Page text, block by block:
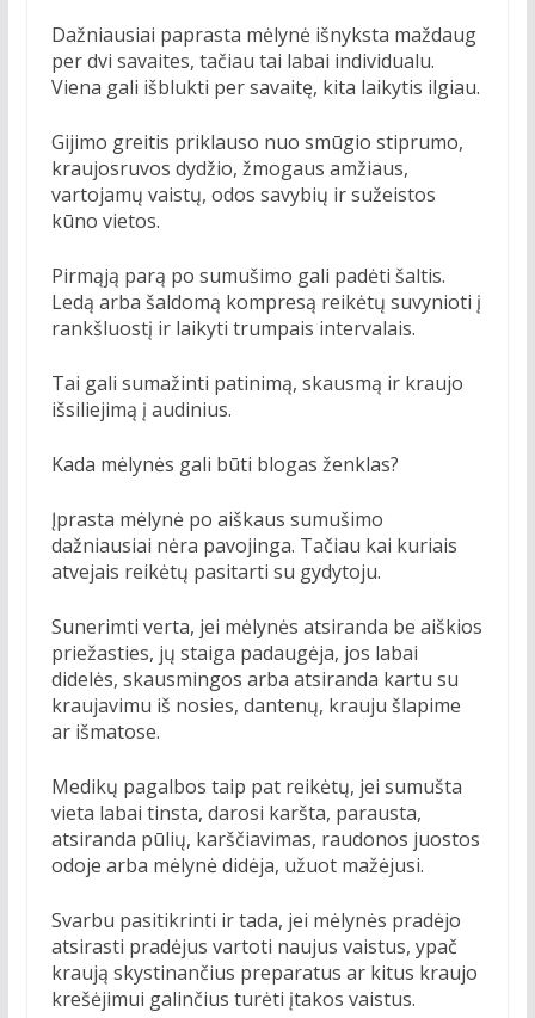
Dažniausiai paprasta mėlynė išnyksta maždaug
per dvi savaites, tačiau tai labai individualu.
Viena gali išblukti per savaitę, kita laikytis ilgiau.
Gijimo greitis priklauso nuo smūgio stiprumo,
kraujosruvos dydžio, žmogaus amžiaus,
vartojamų vaistų, odos savybių ir sužeistos
kūno vietos.
Pirmąją parą po sumušimo gali padėti šaltis.
Ledą arba šaldomą kompresą reikėtų suvynioti į
rankšluostį ir laikyti trumpais intervalais.
Tai gali sumažinti patinimą, skausmą ir kraujo
išsiliejimą į audinius.
Kada mėlynės gali būti blogas ženklas?
Įprasta mėlynė po aiškaus sumušimo
dažniausiai nėra pavojinga. Tačiau kai kuriais
atvejais reikėtų pasitarti su gydytoju.
Sunerimti verta, jei mėlynės atsiranda be aiškios
priežasties, jų staiga padaugėja, jos labai
didelės, skausmingos arba atsiranda kartu su
kraujavimu iš nosies, dantenų, krauju šlapime
ar išmatose.
Medikų pagalbos taip pat reikėtų, jei sumušta
vieta labai tinsta, darosi karšta, parausta,
atsiranda pūlių, karščiavimas, raudonos juostos
odoje arba mėlynė didėja, užuot mažėjusi.
Svarbu pasitikrinti ir tada, jei mėlynės pradėjo
atsirasti pradėjus vartoti naujus vaistus, ypač
kraują skystinančius preparatus ar kitus kraujo
krešėjimui galinčius turėti įtakos vaistus.